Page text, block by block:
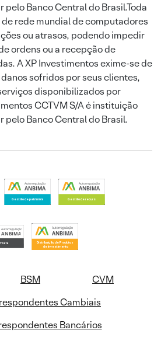
Banco Central do Brasil.Toda
rede mundial de computadores
ou atrasos, podendo impedir
ordens ou a recepção de
A XP Investimentos exime-se de
sofridos por seus clientes,
disponibilizados por
CCTVM S/A é instituição
pelo Banco Central do Brasil.
BSM
CVM
Cambiais
Bancários